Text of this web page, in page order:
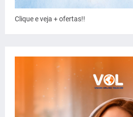
Clique e veja + ofertas!!